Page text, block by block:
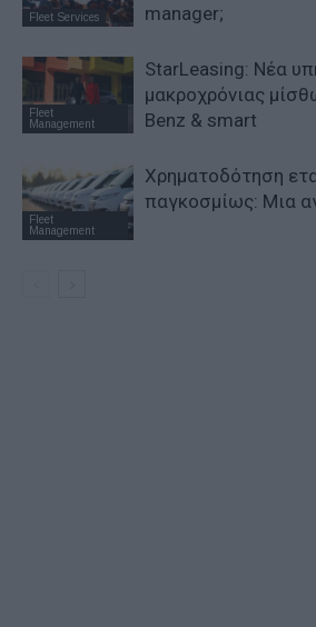
Fleet Services manager;
Fleet
Management
StarLeasing: Νέα
μακροχρόνιας
Benz & smart
Fleet
Management
Χρηματοδότηση
παγκοσμίως: Μια